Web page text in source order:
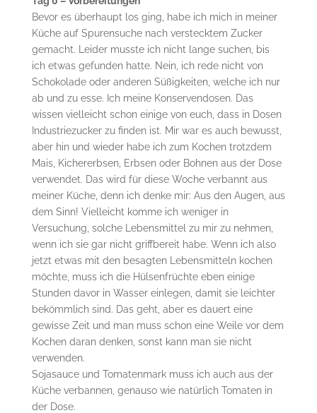
Bevor es überhaupt los ging, habe ich mich in meiner
Küche auf Spurensuche nach verstecktem Zucker
gemacht. Leider musste ich nicht lange suchen, bis
ich etwas gefunden hatte. Nein, ich rede nicht von
Schokolade oder anderen Süßigkeiten, welche ich nur
ab und zu esse. Ich meine Konservendosen. Das
wissen vielleicht schon einige von euch, dass in Dosen
Industriezucker zu finden ist. Mir war es auch bewusst,
aber hin und wieder habe ich zum Kochen trotzdem
Mais, Kichererbsen, Erbsen oder Bohnen aus der Dose
verwendet. Das wird für diese Woche verbannt aus
meiner Küche, denn ich denke mir: Aus den Augen, aus
dem Sinn! Vielleicht komme ich weniger in
Versuchung, solche Lebensmittel zu mir zu nehmen,
wenn ich sie gar nicht griffbereit habe. Wenn ich also
jetzt etwas mit den besagten Lebensmitteln kochen
möchte, muss ich die Hülsenfrüchte eben einige
Stunden davor in Wasser einlegen, damit sie leichter
bekömmlich sind. Das geht, aber es dauert eine
gewisse Zeit und man muss schon eine Weile vor dem
Kochen daran denken, sonst kann man sie nicht
verwenden.
Sojasauce und Tomatenmark muss ich auch aus der
Küche verbannen, genauso wie natürlich Tomaten in
der Dose.